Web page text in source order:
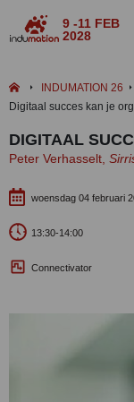
9 -11 FEB
2028
INDUMATION 26
Digitaal succes kan je
DIGITAAL
Peter Verhasselt,
woensdag 04 februari
13:30-14:00
Connectivator